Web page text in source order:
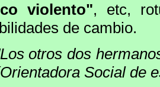
violento", etc,
de cambio.
otros dos
Social de